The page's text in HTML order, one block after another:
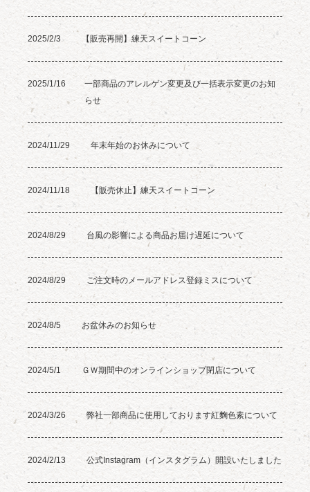
2025/2/3 【販売再開】練天スイートコーン
2025/1/16
一部商品のアレルゲン変更及び一括表示変更のお知
らせ
2024/11/29 年末年始のお休みについて
2024/11/18 【販売休止】練天スイートコーン
2024/8/29 台風の影響による商品お届け遅延について
2024/8/29 ご注文時のメールアドレス登録ミスについて
2024/8/5 お盆休みのお知らせ
2024/5/1 ＧＷ期間中のオンラインショップ閉店について
2024/3/26 弊社一部商品に使用しております紅麴色素について
2024/2/13 公式Instagram（インスタグラム）開設いたしました